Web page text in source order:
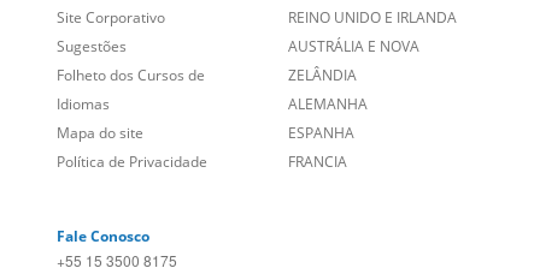
Folheto dos Cursos de
Idiomas
Mapa do site
Política de Privacidade
ZELÂNDIA
ALEMANHA
ESPANHA
FRANCIA
Alameda Vicente Pinzon, 173 - 4º andar, Vila Olímpia - São